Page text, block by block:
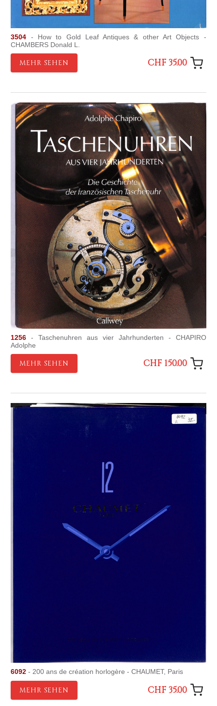
3504 - How to Gold Leaf Antiques & other Art Objects -
CHAMBERS Donald L.
MEHR SEHEN CHF 35.00
1256 - Taschenuhren aus vier Jahrhunderten - CHAPIRO
Adolphe
MEHR SEHEN CHF 150.00
6092 - 200 ans de création horlogère - CHAUMET, Paris
MEHR SEHEN CHF 35.00